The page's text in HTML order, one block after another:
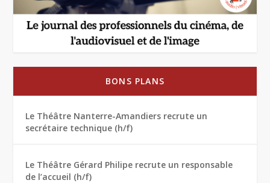
BONS PLANS
Le Théâtre Nanterre-Amandiers recrute un
secrétaire technique (h/f)
Le Théâtre Gérard Philipe recrute un responsable
de l’accueil (h/f)